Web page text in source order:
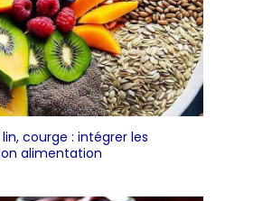
courge : intégrer les
alimentation